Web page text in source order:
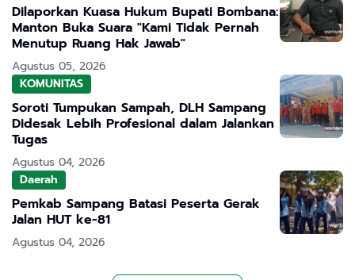
Dilaporkan Kuasa Hukum Bupati Bombana:
Manton Buka Suara "Kami Tidak Pernah
Menutup Ruang Hak Jawab"
Agustus 05, 2026
KOMUNITAS
Soroti Tumpukan Sampah, DLH Sampang
Didesak Lebih Profesional dalam Jalankan
Tugas
Agustus 04, 2026
Daerah
Pemkab Sampang Batasi Peserta Gerak
Jalan HUT ke-81
Agustus 04, 2026